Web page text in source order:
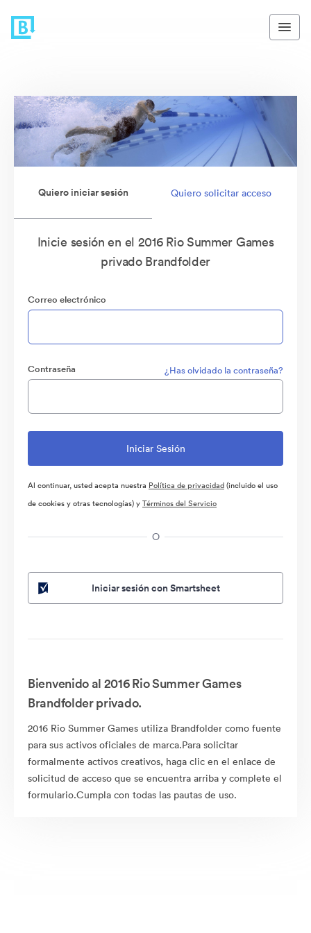
Quiero iniciar sesión Quiero solicitar acceso
Inicie sesión en el 2016 Rio Summer Games
privado Brandfolder
Correo electrónico
Contraseña ¿Has olvidado la contraseña?
Al continuar, usted acepta nuestra Política de privacidad(incluido el uso
de cookies y otras tecnologías) yTérminos del Servicio
O
Iniciar sesión con Smartsheet
Bienvenido al 2016 Rio Summer Games
Brandfolder privado.
2016 Rio Summer Games utiliza Brandfolder como fuente
para sus activos oficiales de marca.Para solicitar
formalmente activos creativos, haga clic en el enlace de
solicitud de acceso que se encuentra arriba y complete el
formulario.Cumpla con todas las pautas de uso.